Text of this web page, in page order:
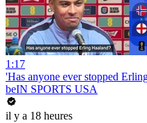
1:17
'Has anyone ever stopped
beIN SPORTS USA
il y a 18 heures